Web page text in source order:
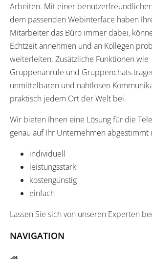
Arbeiten. Mit einer
dem passenden Webinterface haben
Mitarbeiter das Büro immer dabei,
Echtzeit annehmen und an Kollegen
weiterleiten. Zusätzliche Funktionen wie
Gruppenanrufe und Gruppenchats
unmittelbaren und nahtlosen
praktisch jedem Ort der Welt bei.
Wir bieten Ihnen eine Lösung für die
genau auf Ihr Unternehmen abgestimmt
individuell
leistungsstark
kostengünstig
einfach
Lassen Sie sich von unseren Experten
NAVIGATION